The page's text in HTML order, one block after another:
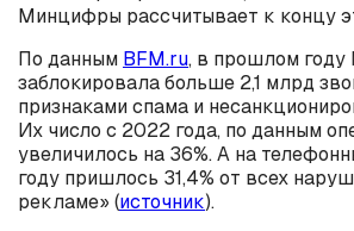
Минцифры рассчитывает к концу
По данным BFM.ru, в прошлом
заблокировала больше 2,1 млрд
признаками спама и
Их число с 2022 года, по данным
увеличилось на 36%. А на
году пришлось 31,4% от всех
рекламе» (источник).